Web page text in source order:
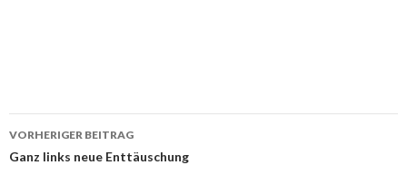
Beitrags-
Navigation
VORHERIGER BEITRAG
Ganz links neue Enttäuschung